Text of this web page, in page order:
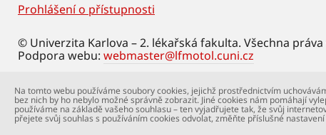
Footer
Prohlášení o přístupnosti
© Univerzita Karlova – 2. lékařská fakulta. Všechna
Podpora webu: webmaster@lfmotol.cuni.cz
Na tomto webu používáme soubory cookies, jejichž prostřednictvím
bez nich by ho nebylo možné správně zobrazit. Jiné cookies nám pomáhají
používáme na základě vašeho souhlasu – ten vyjadřujete tak, že svůj
přejete svůj souhlas s používáním cookies odvolat, změňte příslušné